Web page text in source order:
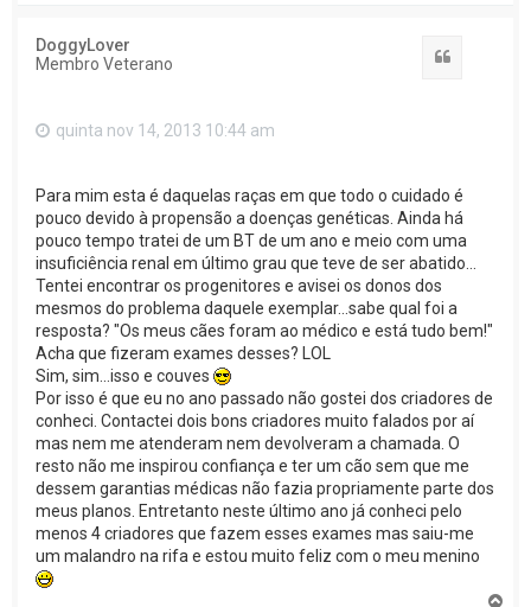
DoggyLover
Membro Veterano
quinta nov 14, 2013 10:44 am
Para mim esta é daquelas raças em que todo o cuidado é
pouco devido à propensão a doenças genéticas. Ainda há
pouco tempo tratei de um BT de um ano e meio com uma
insuficiência renal em último grau que teve de ser abatido...
Tentei encontrar os progenitores e avisei os donos dos
mesmos do problema daquele exemplar...sabe qual foi a
resposta? "Os meus cães foram ao médico e está tudo bem!"
Acha que fizeram exames desses? LOL
Sim, sim...isso e couves
Por isso é que eu no ano passado não gostei dos criadores de
conheci. Contactei dois bons criadores muito falados por aí
mas nem me atenderam nem devolveram a chamada. O
resto não me inspirou confiança e ter um cão sem que me
dessem garantias médicas não fazia propriamente parte dos
meus planos. Entretanto neste último ano já conheci pelo
menos 4 criadores que fazem esses exames mas saiu-me
um malandro na rifa e estou muito feliz com o meu menino